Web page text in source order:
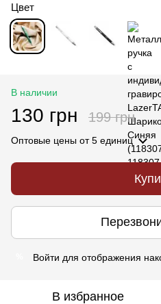
Цвет
В наличии
130 грн 199 грн
Оптовые цены от 5 единиц
Войти для отображения
В избранное